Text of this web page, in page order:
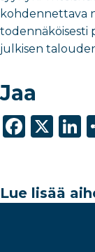
kohdennettava
todennäköisesti
julkisen
Jaa
F
e
X
e
Lue lisää